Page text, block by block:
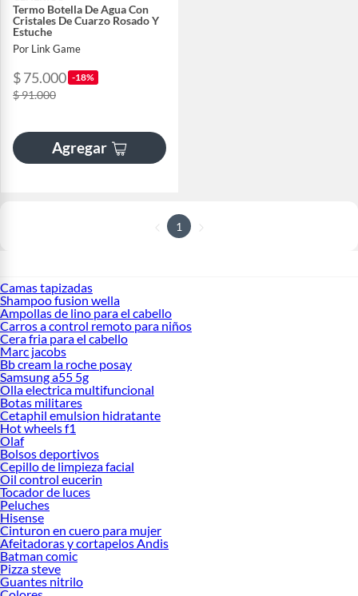
Termo Botella De Agua Con
Cristales De Cuarzo Rosado Y
Estuche
Por Link Game
$ 75.000 -18%
$ 91.000
Agregar
1
Camas tapizadas
Shampoo fusion wella
Ampollas de lino para el cabello
Carros a control remoto para niños
Cera fria para el cabello
Marc jacobs
Bb cream la roche posay
Samsung a55 5g
Olla electrica multifuncional
Botas militares
Cetaphil emulsion hidratante
Hot wheels f1
Olaf
Bolsos deportivos
Cepillo de limpieza facial
Oil control eucerin
Tocador de luces
Peluches
Hisense
Cinturon en cuero para mujer
Afeitadoras y cortapelos Andis
Batman comic
Pizza steve
Guantes nitrilo